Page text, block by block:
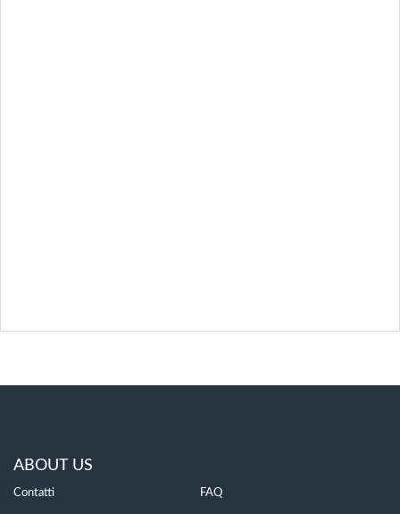
ABOUT US
Contatti FAQ